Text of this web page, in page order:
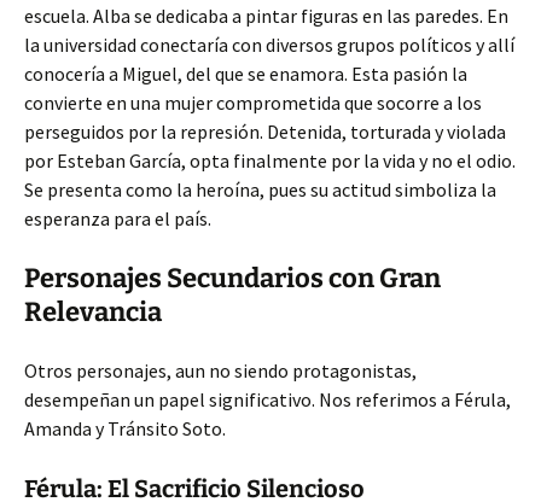
escuela. Alba se dedicaba a pintar figuras en las paredes. En
la universidad conectaría con diversos grupos políticos y allí
conocería a Miguel, del que se enamora. Esta pasión la
convierte en una mujer comprometida que socorre a los
perseguidos por la represión. Detenida, torturada y violada
por Esteban García, opta finalmente por la vida y no el odio.
Se presenta como la heroína, pues su actitud simboliza la
esperanza para el país.
Personajes Secundarios con Gran
Relevancia
Otros personajes, aun no siendo protagonistas,
desempeñan un papel significativo. Nos referimos a Férula,
Amanda y Tránsito Soto.
Férula: El Sacrificio Silencioso